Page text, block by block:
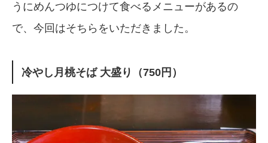
うにめんつゆにつけて食べるメニューがあるの
で、今回はそちらをいただきました。
冷やし月桃そば 大盛り（750円）